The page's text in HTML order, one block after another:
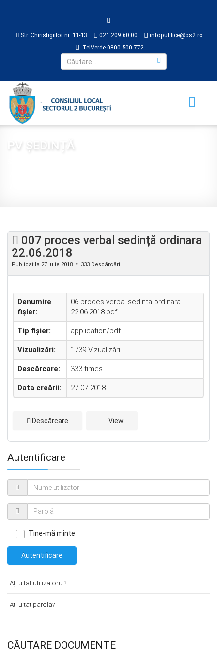
Str. Chiristigiilor nr. 11-13 021.209.60.00
infopublice@ps2.ro
TelVerde 0800.500.772
PV ȘEDINȚĂ
007 proces verbal sedință ordinara
22.06.2018
Publicat la 27 Iulie 2018 333 Descărcări
Denumire
fișier:
06 proces verbal sedinta ordinara
22.06.2018.pdf
Tip fișier: application/pdf
Vizualizări: 1739 Vizualizări
Descărcare: 333 times
Data creării: 27-07-2018
Descărcare View
Autentificare
Ţine-mă minte
Autentificare
Aţi uitat utilizatorul?
Aţi uitat parola?
CĂUTARE DOCUMENTE